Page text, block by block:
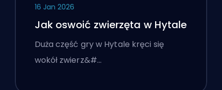
16 Jan 2026
Jak oswoić zwierzęta w Hytale
Duża część gry w Hytale kręci się
wokół zwierz&#…